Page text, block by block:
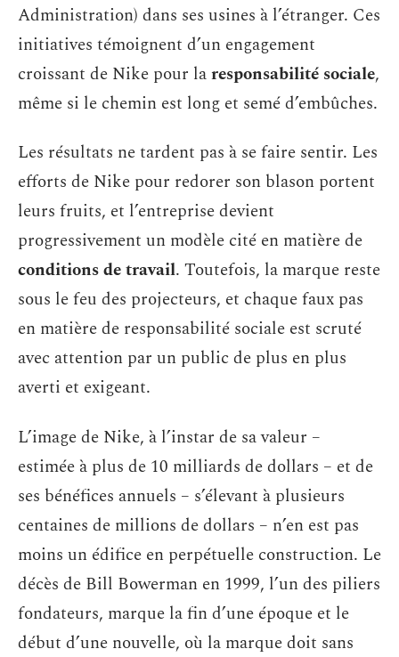
Administration) dans ses usines à l’étranger. Ces
initiatives témoignent d’un engagement
croissant de Nike pour laresponsabilité sociale,
même si le chemin est long et semé d’embûches.
Les résultats ne tardent pas à se faire sentir. Les
efforts de Nike pour redorer son blason portent
leurs fruits, et l’entreprise devient
progressivement un modèle cité en matière de
conditions de travail. Toutefois, la marque reste
sous le feu des projecteurs, et chaque faux pas
en matière de responsabilité sociale est scruté
avec attention par un public de plus en plus
averti et exigeant.
L’image de Nike, à l’instar de sa valeur –
estimée à plus de 10 milliards de dollars – et de
ses bénéfices annuels – s’élevant à plusieurs
centaines de millions de dollars – n’en est pas
moins un édifice en perpétuelle construction. Le
décès de Bill Bowerman en 1999, l’un des piliers
fondateurs, marque la fin d’une époque et le
début d’une nouvelle, où la marque doit sans